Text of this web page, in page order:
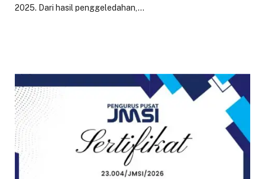
2025. Dari hasil penggeledahan,…